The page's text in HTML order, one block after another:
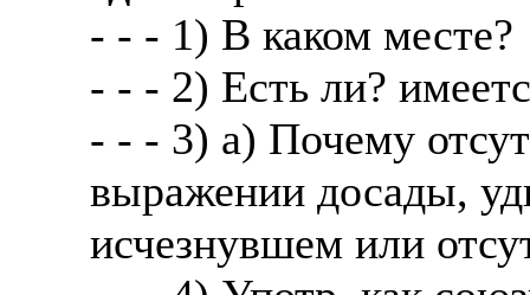
- - - 1) В каком месте?
- - - 2) Есть ли?
- - - 3) а) Почему
выражении досады,
исчезнувшем или